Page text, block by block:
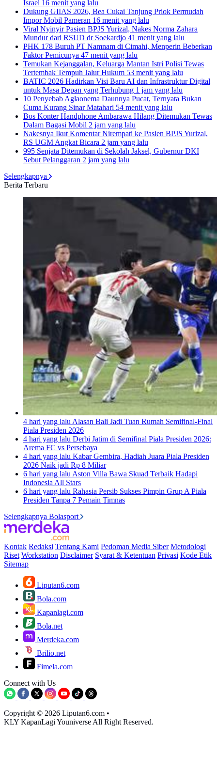
Israel 16 menit yang lalu
Dukung GIIAS 2026, Bea Cukai Tanjung Priok Permudah
Impor Mobil Pameran 16 menit yang lalu
Viral Nyinyir Pasien BPJS Yurizal, Nakes Norma Zahara
Mundur dari RSUD dr Soekardjo 41 menit yang lalu
PHK 178 Buruh PT Namnam di Cimahi, Menperin Beberkan
Faktor Pemicunya 47 menit yang lalu
Temukan Kejanggalan, Keluarga Mantan Istri Polisi Tewas
Tertembak Tempuh Jalur Hukum 53 menit yang lalu
BATIC 2026 Hadirkan Visi Baru AI dan Infrastruktur Digital
untuk Masa Depan yang Terhubung 1 jam yang lalu
10 Penyebab Aglaonema Daunnya Pucat, Ternyata Bukan
Cuma Kurang Sinar Matahari 54 menit yang lalu
Bos Konter Handphone Ambarawa Hilang Ditemukan Tewas
Dalam Bagasi Mobil 2 jam yang lalu
Nakesnya Ikut Komentar Nirempati ke Pasien BPJS Yurizal,
RS UGM Angkat Bicara 2 jam yang lalu
995 Senjata Ditemukan di Sekolah Jaksel, Gubernur DKI
Sebut Pelanggaran 2 jam yang lalu
Selengkapnya
Berita Terbaru
4 hari yang lalu Alasan Bali Jadi Tuan Rumah Semifinal-Final
Piala Presiden 2026
4 hari yang lalu Derbi Jatim di Semifinal Piala Presiden 2026:
Arema FC vs Persebaya
4 hari yang lalu Kabar Gembira, Hadiah Juara Piala Presiden
2026 Naik jadi Rp 8 Miliar
6 hari yang lalu Aston Villa Bawa Skuad Terbaik Hadapi
Indonesia All Stars
6 hari yang lalu Rahasia Persib Sukses Pimpin Grup A Piala
Presiden Tanpa 7 Pemain Timnas
Selengkapnya Bolasport
Kontak Redaksi Tentang Kami Pedoman Media Siber Metodologi
Riset Workstation Disclaimer Syarat & Ketentuan Privasi Kode Etik
Sitemap
Liputan6.com
Bola.com
Kapanlagi.com
Bola.net
Merdeka.com
Brilio.net
Fimela.com
Connect with Us
Copyright © 2026 Liputan6.com •
KLY KapanLagi Youniverse All Right Reserved.